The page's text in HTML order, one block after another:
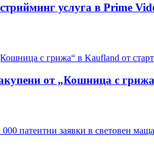
услуга в Prime
от „Кошница с